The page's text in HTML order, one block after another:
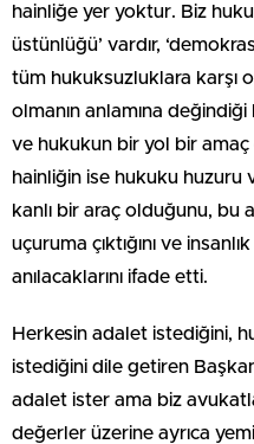
hainliğe yer yoktur. Biz
üstünlüğü’ vardır,
tüm hukuksuzluklara karşı
olmanın anlamına
ve hukukun bir yol bir
hainliğin ise hukuku
kanlı bir araç olduğunu, bu
uçuruma çıktığını ve
anılacaklarını ifade etti.
Herkesin adalet istediğini,
istediğini dile getiren
adalet ister ama biz
değerler üzerine ayrıca